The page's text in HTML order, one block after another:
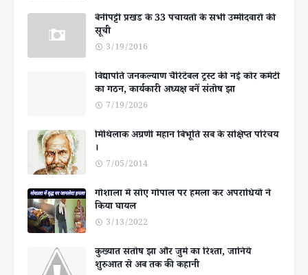
बेनीपट्टी प्रखंड के 33 पंचायतों के सभी उम्मीदवारों की
सूची
3/19/2016
विद्यापति जनकल्याण चैरिटेबल ट्रस्ट की नई कोर कमेटी
का गठन, कार्यकारी अध्यक्ष बनें संतोष झा
7/19/2026
मिथिलाक अग्रणी महान बिभूति सब के संक्षिप्त परिचय
।
7/05/2014
गोशाला में सोए गोपाल पर हमला कर अपराधियों ने
किया घायल
3/13/2022
कुख्यात संतोष झा और जुर्म का रिश्ता, जानिये
शुरुआत से अब तक की कहानी